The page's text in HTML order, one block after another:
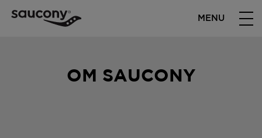
MENU
OM SAUCONY